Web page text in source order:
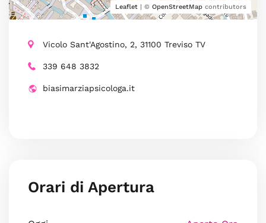
Leaflet | © OpenStreetMap contributors
Vicolo Sant'Agostino, 2, 31100 Treviso TV
339 648 3832
biasimarziapsicologa.it
Orari di Apertura